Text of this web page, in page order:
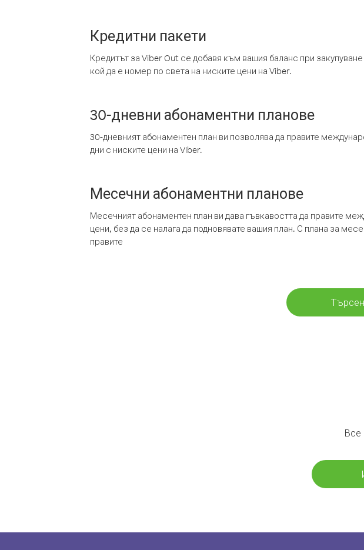
Кредитни пакети
Кредитът за Viber Out се добавя към вашия баланс при
кой да е номер по света на ниските цени на Viber.
30-дневни абонаментни планове
30-дневният абонаментен план ви позволява да правите
дни с ниските цени на Viber.
Месечни абонаментни планове
Месечният абонаментен план ви дава гъвкавостта да правите
цени, без да се налага да подновявате вашия план. С плана за
правите
Все